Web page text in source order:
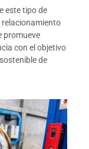
este tipo de
promueve
con el objetivo
de